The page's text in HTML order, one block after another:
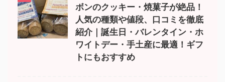
ボンのクッキー・焼菓子が絶品！
人気の種類や値段、口コミを徹底
紹介｜誕生日・バレンタイン・ホ
ワイトデー・手土産に最適！ギフ
トにもおすすめ